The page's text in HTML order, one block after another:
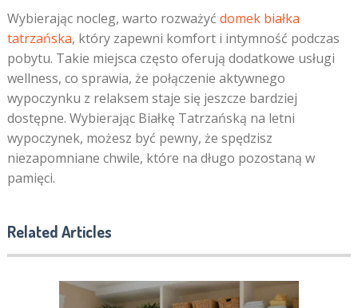
Wybierając nocleg, warto rozważyć domek białka
tatrzańska, który zapewni komfort i intymność podczas
pobytu. Takie miejsca często oferują dodatkowe usługi
wellness, co sprawia, że połączenie aktywnego
wypoczynku z relaksem staje się jeszcze bardziej
dostępne. Wybierając Białkę Tatrzańską na letni
wypoczynek, możesz być pewny, że spędzisz
niezapomniane chwile, które na długo pozostaną w
pamięci.
Related Articles